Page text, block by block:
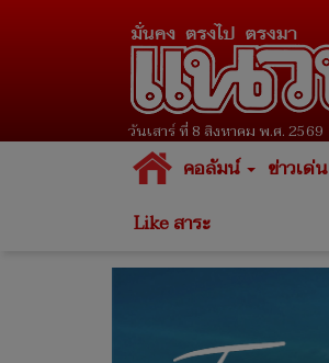
วันเสาร์ ที่ 8 สิงหาคม พ.ศ. 2569
คอลัมน์ ข่าวเด่น
Like สาระ